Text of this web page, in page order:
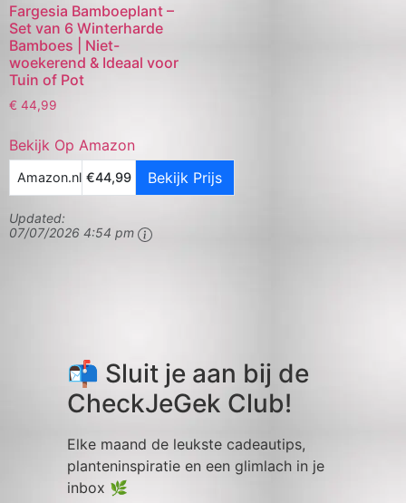
Fargesia Bamboeplant –
Set van 6 Winterharde
Bamboes | Niet-
woekerend & Ideaal voor
Tuin of Pot
€ 44,99
Bekijk Op Amazon
Amazon.nl €44,99 Bekijk Prijs
Updated:
07/07/2026 4:54 pm
📬 Sluit je aan bij de
CheckJeGek Club!
Elke maand de leukste cadeautips,
planteninspiratie en een glimlach in je
inbox 🌿